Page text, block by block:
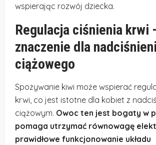
wspierając rozwój dziecka.
Regulacja ciśnienia krwi
znaczenie dla
ciążowego
Spożywanie kiwi może wspierać
krwi, co jest istotne dla kobiet z
ciążowym. Owoc ten jest bogaty w
pomaga utrzymać równowagę
prawidłowe funkcjonowanie układu